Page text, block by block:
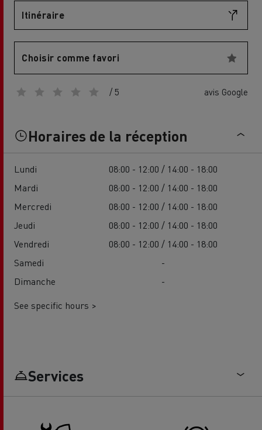
Itinéraire
Choisir comme favori
/ 5 avis Google
Horaires de la réception
Lundi
08:00 - 12:00 / 14:00 - 18:00
Mardi
08:00 - 12:00 / 14:00 - 18:00
Mercredi
08:00 - 12:00 / 14:00 - 18:00
Jeudi
08:00 - 12:00 / 14:00 - 18:00
Vendredi
08:00 - 12:00 / 14:00 - 18:00
Samedi
-
Dimanche
-
See specific hours >
Services